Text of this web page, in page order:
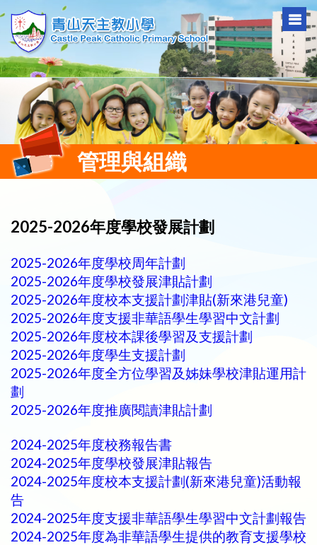
管理與組織
2025-2026年度學校發展計劃
2025-2026年度學校周年計劃
2025-2026年度學校發展津貼計劃
2025-2026年度校本支援計劃津貼(新來港兒童)
2025-2026年度支援非華語學生學習中文計劃
2025-2026年度校本課後學習及支援計劃
2025-2026年度學生支援計劃
2025-2026年度全方位學習及姊妹學校津貼運用計
劃
2025-2026年度推廣閱讀津貼計劃
2024-2025年度校務報告書
2024-2025年度學校發展津貼報告
2024-2025年度校本支援計劃(新來港兒童)活動報
告
2024-2025年度支援非華語學生學習中文計劃報告
2024-2025年度為非華語學生提供的教育支援學校